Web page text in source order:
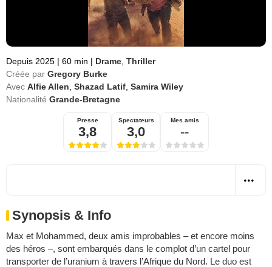
Depuis 2025 | 60 min | Drame Thriller
Créée par Gregory Burke
Avec Alfie Allen Shazad Latif Samira Wiley
Nationalité Grande-Bretagne
Presse
3,8
Spectateurs
3,0
Mes amis
--
Synopsis & Info
Max et Mohammed, deux amis improbables – et encore moins
des héros –, sont embarqués dans le complot d’un cartel pour
transporter de l’uranium à travers l’Afrique du Nord. Le duo est